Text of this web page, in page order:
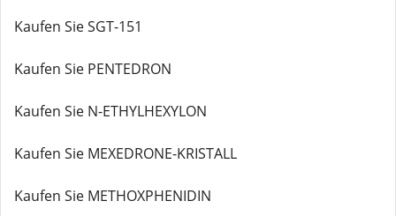
Kaufen Sie SGT-151
Kaufen Sie PENTEDRON
Kaufen Sie N-ETHYLHEXYLON
Kaufen Sie MEXEDRONE-KRISTALL
Kaufen Sie METHOXPHENIDIN